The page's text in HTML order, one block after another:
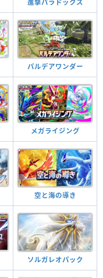
進撃パラドックス
パルデアワンダー
メガライジング
空と海の導き
ソルガレオパック